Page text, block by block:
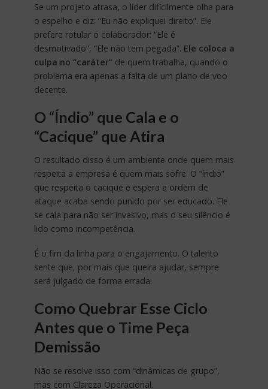
Se um projeto atrasa, o líder dificilmente olha para
o espelho e diz: “Eu não expliquei direito”. Ele
prefere rotular o colaborador: “Ele é
desmotivado”, “Ele não tem pegada”. Ele coloca a
culpa no “caráter” de quem trabalha, quando o
problema era apenas a falta de um plano de voo
decente.
O “Índio” que Cala e o
“Cacique” que Atira
O resultado disso é um ambiente onde quem mais
respeita a empresa é quem mais sofre. O “índio”
que respeita o cacique e espera a ordem de
ataque acaba sendo punido por ser educado. Ele
se cala para não ser invasivo, mas o seu silêncio é
lido como incompetência.
É o fim da linha para o engajamento. O talento
sente que, por mais que queira ajudar, sempre
será julgado de forma errada.
Como Quebrar Esse Ciclo
Antes que o Time Peça
Demissão
Não se resolve isso com “dinâmicas de grupo”,
mas com Clareza Operacional.